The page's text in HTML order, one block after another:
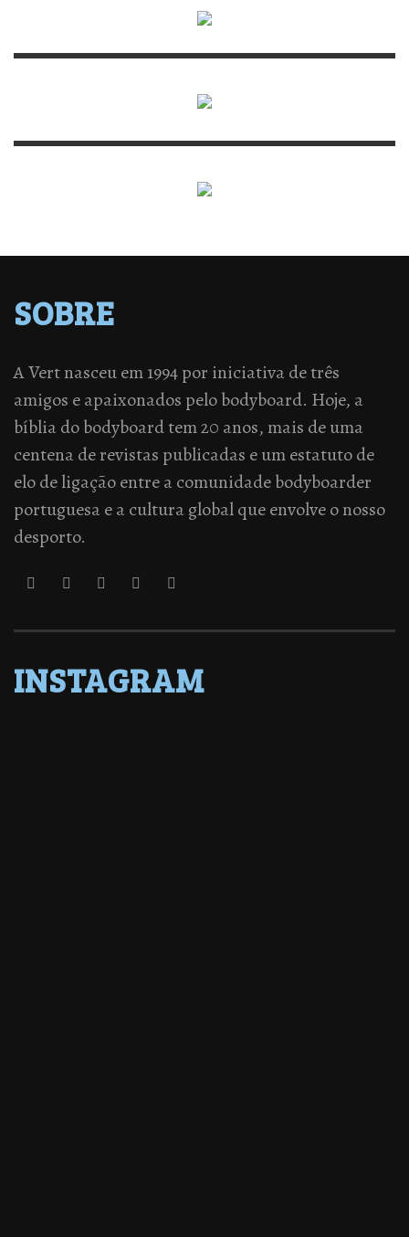
SOBRE
A Vert nasceu em 1994 por iniciativa de três
amigos e apaixonados pelo bodyboard. Hoje, a
bíblia do bodyboard tem 20 anos, mais de uma
centena de revistas publicadas e um estatuto de
elo de ligação entre a comunidade bodyboarder
portuguesa e a cultura global que envolve o nosso
desporto.
INSTAGRAM